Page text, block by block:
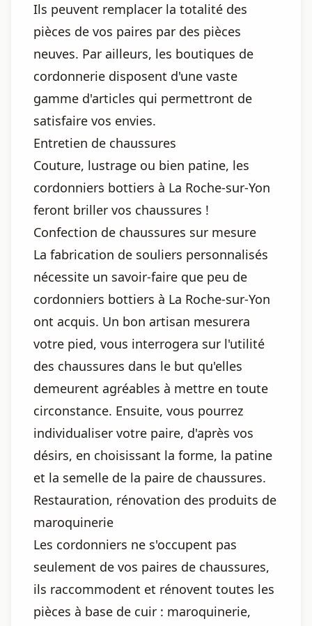
Ils peuvent remplacer la totalité des
pièces de vos paires par des pièces
neuves. Par ailleurs, les boutiques de
cordonnerie disposent d'une vaste
gamme d'articles qui permettront de
satisfaire vos envies.
Entretien de chaussures
Couture, lustrage ou bien patine, les
cordonniers bottiers à La Roche-sur-Yon
feront briller vos chaussures !
Confection de chaussures sur mesure
La fabrication de souliers personnalisés
nécessite un savoir-faire que peu de
cordonniers bottiers à La Roche-sur-Yon
ont acquis. Un bon artisan mesurera
votre pied, vous interrogera sur l'utilité
des chaussures dans le but qu'elles
demeurent agréables à mettre en toute
circonstance. Ensuite, vous pourrez
individualiser votre paire, d'après vos
désirs, en choisissant la forme, la patine
et la semelle de la paire de chaussures.
Restauration, rénovation des produits de
maroquinerie
Les cordonniers ne s'occupent pas
seulement de vos paires de chaussures,
ils raccommodent et rénovent toutes les
pièces à base de cuir : maroquinerie,